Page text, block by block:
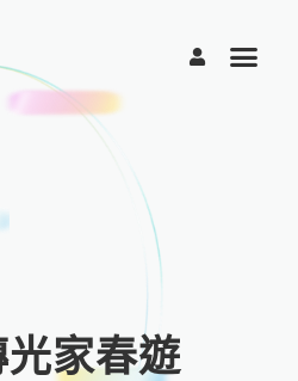
家春遊